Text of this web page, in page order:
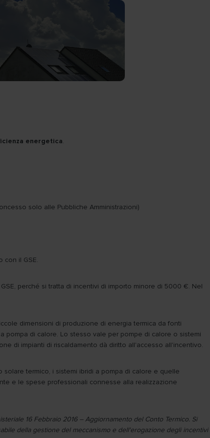
energetica.
solo alle Pubbliche Amministrazioni)
con il GSE.
perché si tratta di incentivi di importo minore di 5000 €. Nel
dimensioni di produzione di energia termica da fonti
pompa di calore. Lo stesso vale per pompe di calore o sistemi
di impianti di riscaldamento dà diritto all'accesso all'incentivo.
termico, i sistemi ibridi a pompa di calore e quelle
e le spese professionali connesse alla realizzazione
16 Febbraio 2016 – Aggiornamento del Conto Termico. Si
della gestione del meccanismo e dell'erogazione degli incentivi